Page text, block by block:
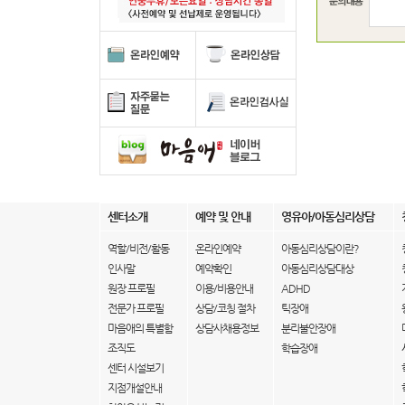
센터소개 예약 및 안내 영유아/아동심리상담
역할/비전/활동
인사말
원장 프로필
전문가 프로필
마음애의 특별함
조직도
센터 시설보기
지점개설안내
온라인예약
예약확인
이용/비용안내
상담/코칭 절차
상담사채용정보
아동심리상담이란?
아동심리상담대상
ADHD
틱장애
분리불안장애
학습장애